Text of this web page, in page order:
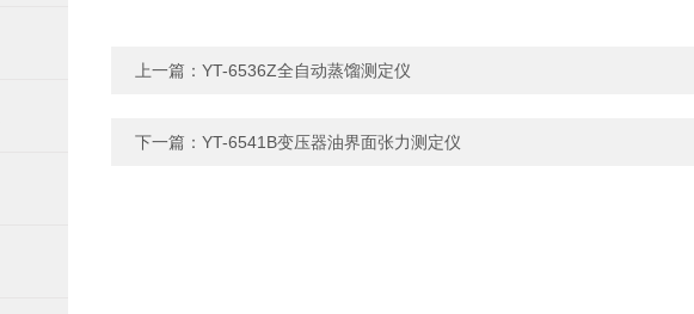
上一篇： YT-6536Z全自动蒸馏测定仪
下一篇： YT-6541B变压器油界面张力测定仪